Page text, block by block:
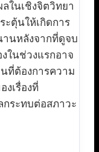
ในเชิงจิตวิทยา
ะตุ้นให้เกิดการ
านหลังจากที่ดูจบ
งในช่วงแรกอาจ
ที่ต้องการความ
เรื่องที่
ระทบต่อสภาวะ